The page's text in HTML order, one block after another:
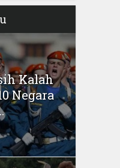
Kalah
Negara